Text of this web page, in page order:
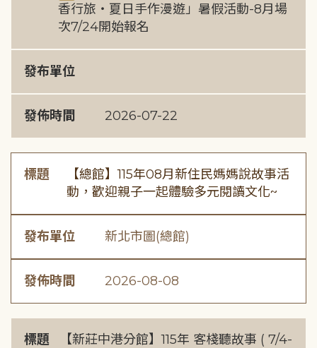
香行旅・夏日手作漫遊」暑假活動-8月場
次7/24開始報名
發布單位
發佈時間 2026-07-22
標題
【總館】115年08月新住民媽媽說故事活
動，歡迎親子一起體驗多元閱讀文化~
發布單位 新北市圖(總館)
發佈時間 2026-08-08
標題
【新莊中港分館】115年 客棧聽故事 ( 7/4-